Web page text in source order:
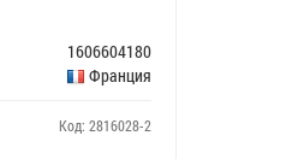
1606604180
Франция
Код: 2816028-2